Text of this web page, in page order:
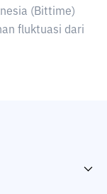
(Bittime)
fluktuasi dari